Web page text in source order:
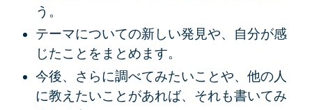
う。
テーマについての新しい発見や、自分が感
じたことをまとめます。
今後、さらに調べてみたいことや、他の人
に教えたいことがあれば、それも書いてみ